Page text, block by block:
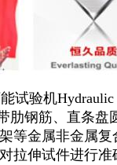
试验机Hydraulic
肋钢筋、直条盘
等金属非金属
拉伸试件进行准